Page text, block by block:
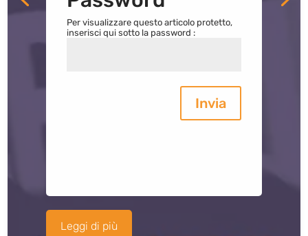
Per visualizzare questo articolo protetto,
inserisci qui sotto la password :
Invia
Leggi di più